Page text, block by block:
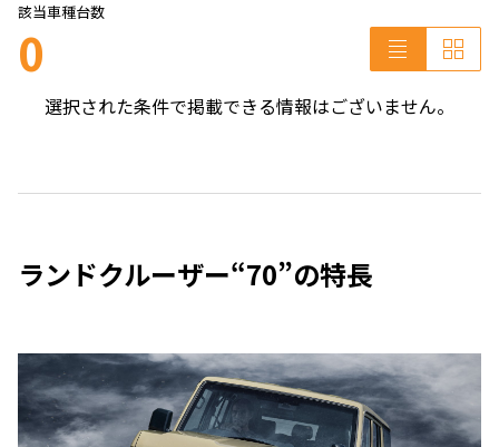
該当車種台数
0
選択された条件で掲載できる情報はございません。
ランドクルーザー“70”の特長